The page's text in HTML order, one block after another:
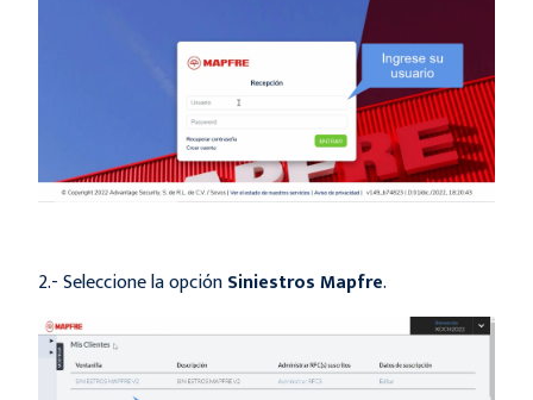
2.- Seleccione la opciónSiniestros Mapfre.